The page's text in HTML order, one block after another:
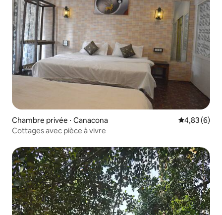
Chambre privée ⋅ Canacona Évaluation
4,83 (6)
Cottages avec pièce à vivre